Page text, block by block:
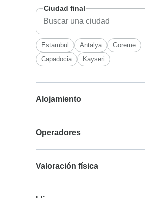
Ciudad final
Estambul Antalya
Goreme
Capadocia
Kayseri
Alojamiento
Operadores
Valoración física